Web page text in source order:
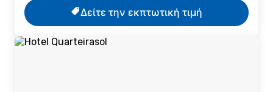
Δείτε την εκπτωτική τιμή